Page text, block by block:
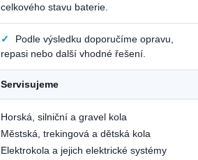
celkového stavu baterie.
✓
Podle výsledku doporučíme opravu,
repasi nebo další vhodné řešení.
Servisujeme
Horská, silniční a gravel kola
Městská, trekingová a dětská kola
Elektrokola a jejich elektrické systémy